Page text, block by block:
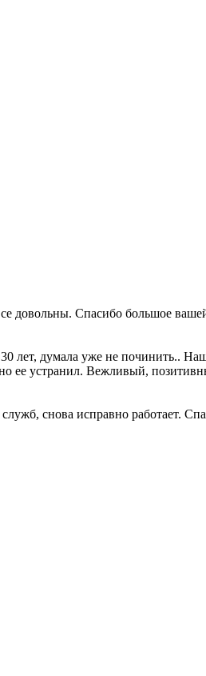
довольны. Спасибо большое
лет, думала уже не починить..
ее устранил. Вежливый,
снова исправно работает.